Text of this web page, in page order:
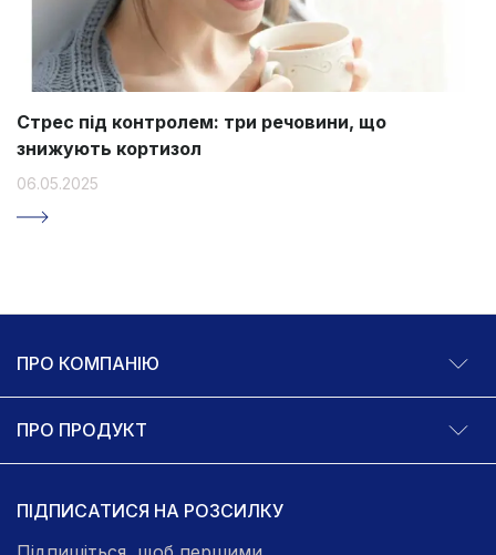
Стрес під контролем: три речовини, що
знижують кортизол
06.05.2025
ПРО КОМПАНІЮ
ПРО ПРОДУКТ
ПІДПИСАТИСЯ НА РОЗСИЛКУ